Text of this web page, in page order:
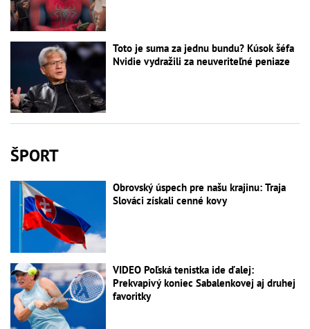
Toto je suma za jednu bundu? Kúsok šéfa
Nvidie vydražili za neuveriteľné peniaze
ŠPORT
Obrovský úspech pre našu krajinu: Traja
Slováci získali cenné kovy
VIDEO Poľská tenistka ide ďalej:
Prekvapivý koniec Sabalenkovej aj druhej
favoritky